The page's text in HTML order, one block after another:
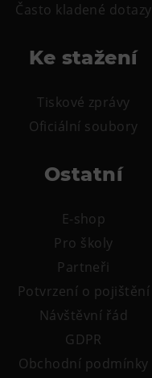
oslavy
dárkové poukazy
Často kladené dotazy
Ke stažení
Tiskové zprávy
Oficiální soubory
Ostatní
E-shop
Pro školy
Partneři
Potvrzení o pojištění
Návštěvní řád
GDPR
Obchodní podmínky